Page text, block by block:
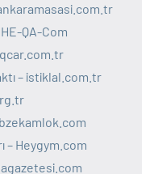
QA-Com
– istiklal.com.tr
– Heygym.com